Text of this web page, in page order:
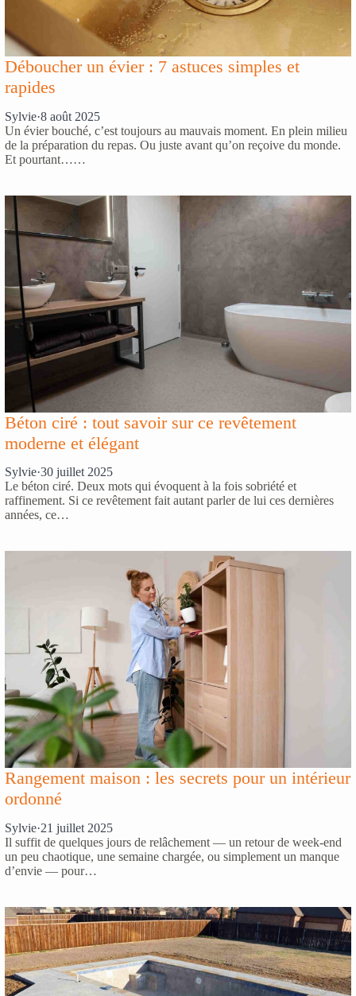
Déboucher un évier : 7 astuces simples et
rapides
Sylvie·8 août 2025
Un évier bouché, c’est toujours au mauvais moment. En plein milieu
de la préparation du repas. Ou juste avant qu’on reçoive du monde.
Et pourtant……
Béton ciré : tout savoir sur ce revêtement
moderne et élégant
Sylvie·30 juillet 2025
Le béton ciré. Deux mots qui évoquent à la fois sobriété et
raffinement. Si ce revêtement fait autant parler de lui ces dernières
années, ce…
Rangement maison : les secrets pour un intérieur
ordonné
Sylvie·21 juillet 2025
Il suffit de quelques jours de relâchement — un retour de week-end
un peu chaotique, une semaine chargée, ou simplement un manque
d’envie — pour…